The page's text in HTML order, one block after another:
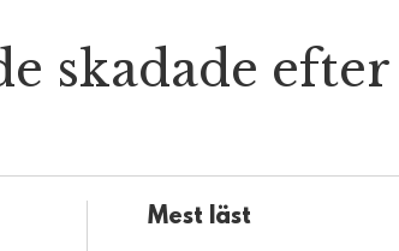
skadade efter
Mest läst